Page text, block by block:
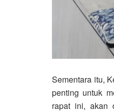
Sementara itu,
penting untuk
rapat ini, akan